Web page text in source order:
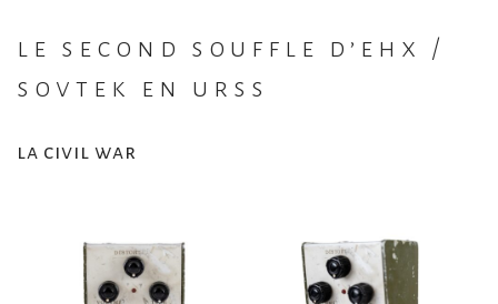
le second souffle d’ehx /
sovtek en urss
la civil war